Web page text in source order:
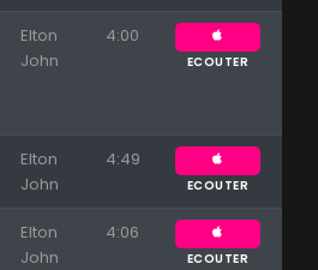
Elton
John
4:00
ECOUTER
Elton
John
4:49
ECOUTER
Elton
John
4:06
ECOUTER